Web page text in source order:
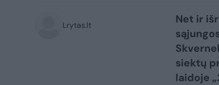
Lrytas.lt
Net ir
siektų
laidoje